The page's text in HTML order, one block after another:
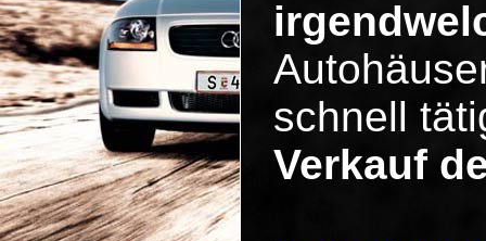
schnell
Verkauf